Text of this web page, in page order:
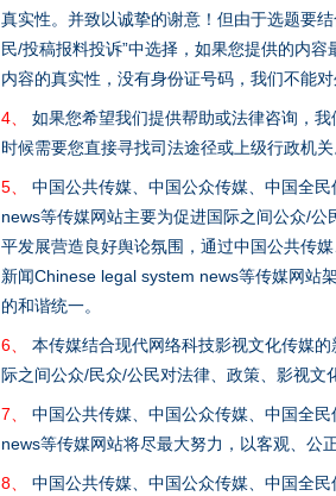
真实性。并致以诚挚的谢意！但由于选题要
民/投稿报料投诉”中选择，如果您提供的内
内容的真实性，没有身份证号码，我们不能
4、
如果您希望我们提供帮助或法律咨询，
时候需要您直接寻找司法途径或上级行政机
5、
中国公共传媒、中国公众传媒、中国全
news等传媒网站主要为促进国际之间公众/
平发展营造良好舆论氛围，通过中国公共传
新闻Chinese legal system news等传媒网站
的和谐统一。
6、
本传媒结合现代网络科技影视文化传媒
际之间公众/民众/公民对法律、政策、影视文
7、
中国公共传媒、中国公众传媒、中国全
news等传媒网站将尽最大努力，以客观、公
8、
中国公共传媒、中国公众传媒、中国全